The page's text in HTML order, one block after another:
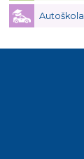
Autoškola